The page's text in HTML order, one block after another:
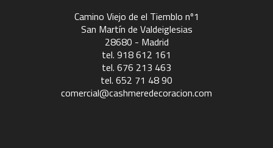
Camino Viejo de el Tiemblo nº1
San Martín de Valdeiglesias
28680 - Madrid
tel. 918 612 161
tel. 676 213 463
tel. 652 71 48 90
comercial@cashmeredecoracion.com